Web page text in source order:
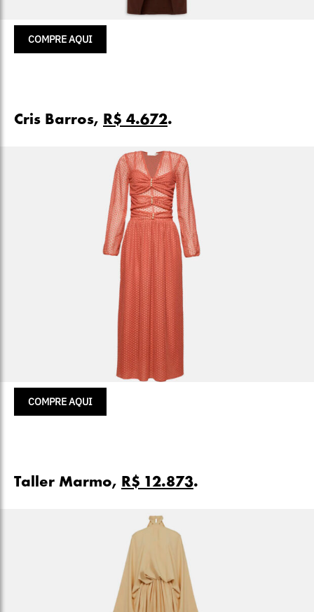
COMPRE AQUI
Cris Barros, R$ 4.672.
COMPRE AQUI
Taller Marmo, R$ 12.873.